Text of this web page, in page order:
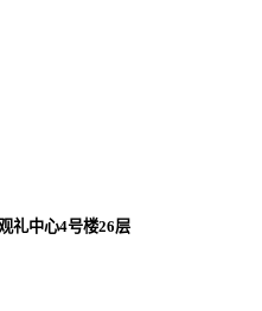
礼中心4号楼26层